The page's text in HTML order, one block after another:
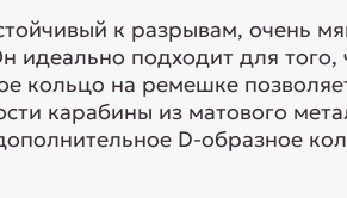
к разрывам, очень
идеально подходит для
кольцо на ремешке
карабины из матового
D-образное